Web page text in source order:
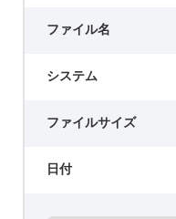
ファイル名
システム
ファイルサイズ
日付